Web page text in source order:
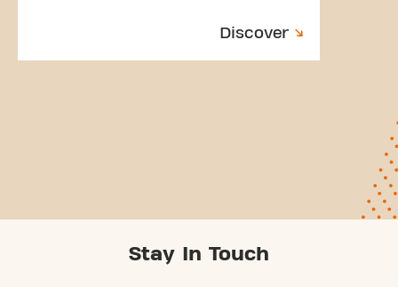
Discover
Stay In Touch